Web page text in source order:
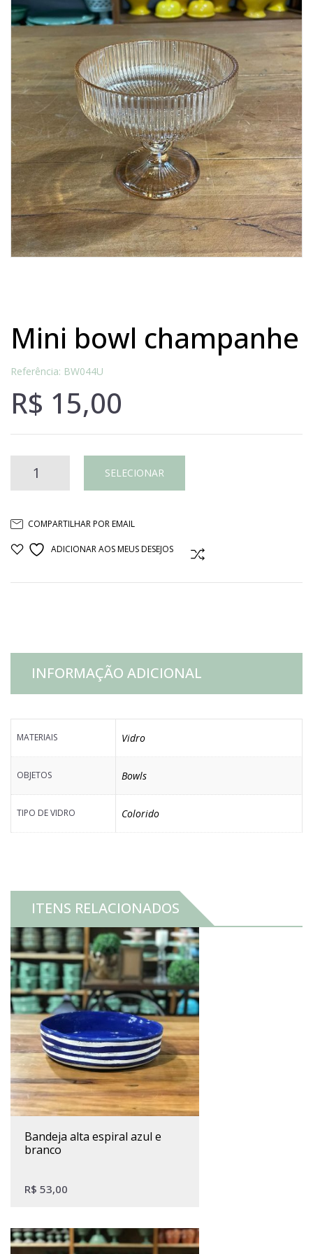
Lost Password
Cadastrar Conta
mini bowl champanhe
Referência: BW044U
R$ 15,00
CHAMPANHE
SELECIONAR
COMPARTILHAR POR EMAIL
ADICIONAR AOS MEUS DESEJOS
INFORMAÇÃO ADICIONAL
MATERIAIS Vidro
OBJETOS Bowls
TIPO DE VIDRO Colorido
ITENS RELACIONADOS
bandeja alta espiral azul e
branco
R$ 53,00